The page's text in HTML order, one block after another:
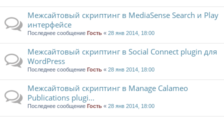
Межсайтовый скриптинг в MediaSense Search и Play
интерфейсе
Последнее сообщение Гость « 28 янв 2014, 18:00
Межсайтовый скриптинг в Social Connect plugin для
WordPress
Последнее сообщение Гость « 28 янв 2014, 18:00
Межсайтовый скриптинг в Manage Calameo
Publications plugi...
Последнее сообщение Гость « 28 янв 2014, 18:00